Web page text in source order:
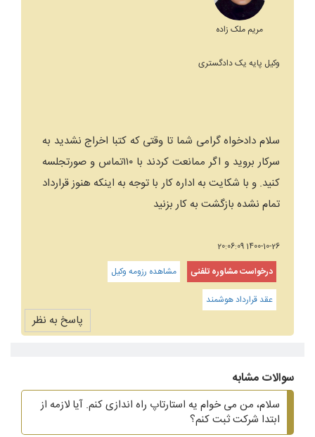
مریم ملک زاده
وکیل پایه یک دادگستری
سلام دادخواه گرامی شما تا وقتی که کتبا اخراج نشدید به
سرکار بروید و اگر ممانعت کردند با ۱۱۰تماس و صورتجلسه
کنید. و با شکایت به اداره کار با توجه به اینکه هنوز قرارداد
تمام نشده بازگشت به کار بزنید
1400-10-26 20:06:09
درخواست مشاوره تلفنی
مشاهده رزومه وکیل
عقد قرارداد هوشمند
پاسخ به نظر
سوالات مشابه
سلام، من می خوام یه استارتاپ راه اندازی کنم. آیا لازمه از
ابتدا شرکت ثبت کنم؟